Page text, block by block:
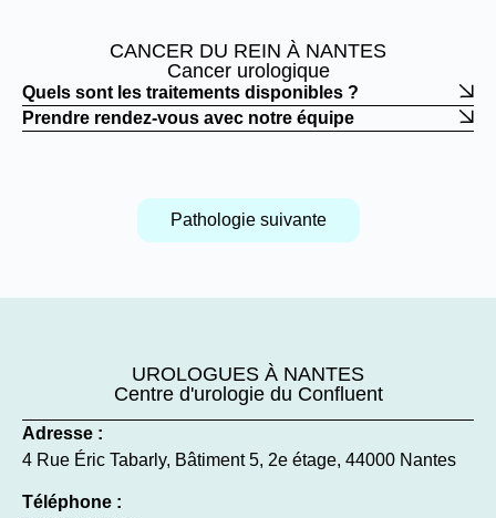
CANCER DU REIN À NANTES
Cancer urologique
Quels sont les traitements disponibles ?
néphrectomie partielle
Prendre rendez-vous avec notre équipe
Pathologie suivante
UROLOGUES À NANTES
Centre d'urologie du Confluent
Adresse :
4 Rue Éric Tabarly, Bâtiment 5, 2e étage, 44000 Nantes
Téléphone :